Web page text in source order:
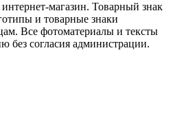
магазин. Товарный знак
и товарные знаки
Все фотоматериалы и тексты
без согласия администрации.